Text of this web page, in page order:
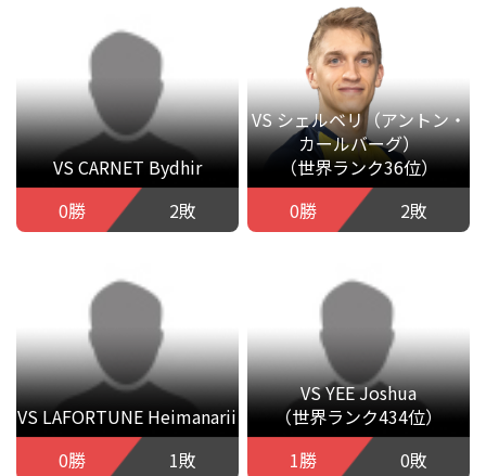
VS CARNET Bydhir
0勝
2敗
VS シェルベリ（アントン・
カールバーグ）
（世界ランク36位）
0勝
2敗
VS LAFORTUNE Heimanarii
0勝
1敗
VS YEE Joshua
（世界ランク434位）
1勝
0敗